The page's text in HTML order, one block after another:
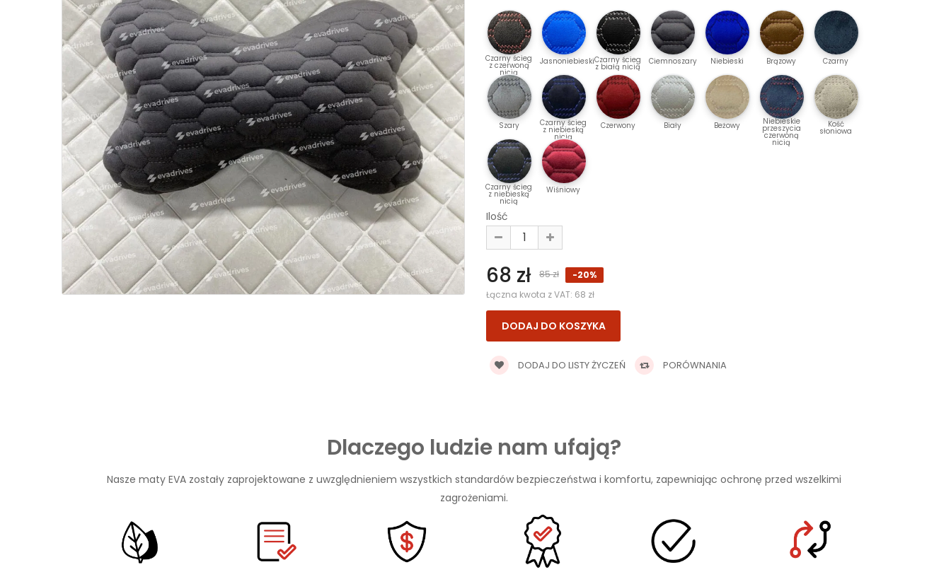
Czarny ścieg
z czerwoną
nicią
JasnoniebieskiCzarny ścieg
z białą nicią
Ciemnoszary Niebieski Brązowy Czarny
Szary Czarny ścieg
z niebieską
nicią
Czerwony Biały Beżowy Niebieskie
przeszycia
czerwoną
nicią
Kość
słoniowa
Czarny ścieg
z niebieską
nicią
Wiśniowy
Ilość
68 zł 85 zł
-20%
Łączna kwota z VAT: 68 zł
DODAJ DO LISTY ŻYCZEŃ PORÓWNANIA
Dlaczego ludzie nam ufają?
Nasze maty EVA zostały zaprojektowane z uwzględnieniem wszystkich standardów bezpieczeństwa i komfortu, zapewniając ochronę przed wszelkimi
zagrożeniami.